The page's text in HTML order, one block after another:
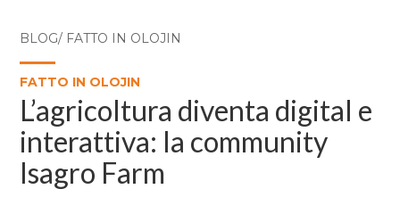
BLOG/ FATTO IN OLOJIN
FATTO IN OLOJIN
L’agricoltura diventa digital e
interattiva: la community
Isagro Farm